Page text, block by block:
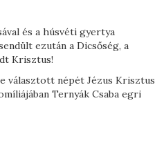
és a húsvéti gyertya
ezután a Dicsőség, a
Krisztus!
választott népét Jézus Krisztus
Ternyák Csaba egri